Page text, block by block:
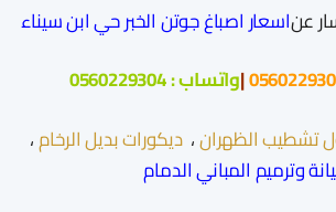
عناسعار اصباغ جوتن الخبر حي ابن سيناء
|واتساب :0560229304
تشطيب الظهران،ديكورات بديل الرخام،
وترميم المباني الدمام